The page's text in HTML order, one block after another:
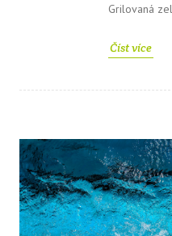
Grilovaná
Číst více